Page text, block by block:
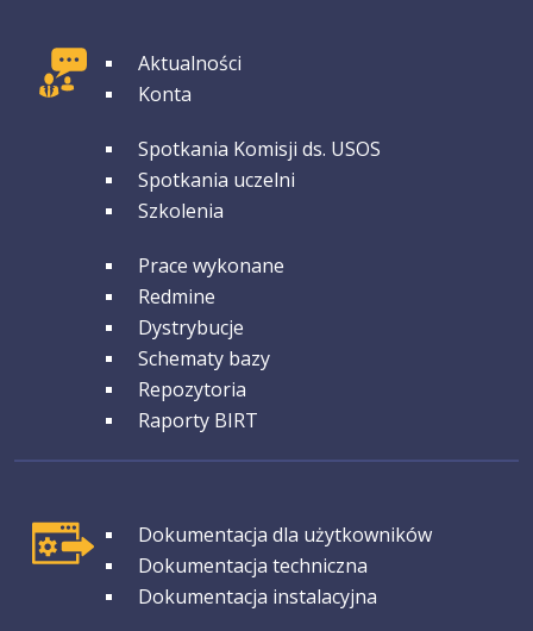
GRUPA 1Aktualności
Konta
GRUPA 2Spotkania Komisji ds. USOS
Spotkania uczelni
Szkolenia
GRUPA 3Prace wykonane
Redmine
Dystrybucje
Schematy bazy
Repozytoria
Raporty BIRT
GRUPA 1Dokumentacja dla użytkowników
Dokumentacja techniczna
Dokumentacja instalacyjna